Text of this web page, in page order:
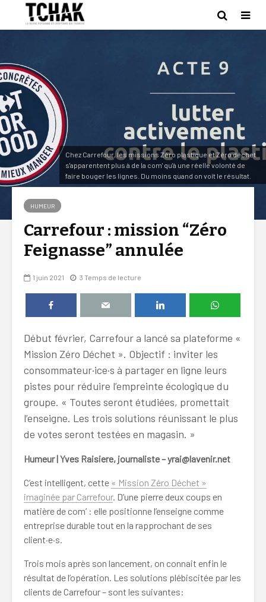
Chez Carrefour, les missions Zéro plastique et Zéro déchet
s'apparentent plus à de la com' qu'à une réelle volonté de
faire bouger les lignes. Du moins quand on voit le résultat.
HUMEUR
Carrefour : mission “Zéro
Feignasse” annulée
1 juin 2021 3 Temps de lecture
Début février, Carrefour a lancé sa plateforme «
Mission Zéro Déchet ». Objectif : inviter les
consommateur·ice·s à partager en ligne leurs
pistes pour réduire l’empreinte écologique du
groupe. « Toutes seront étudiées, promettait
l’enseigne. Les trois solutions réunissant le plus
de votes seront testées en magasin. »
Humeur | Yves Raisiere, journaliste – yrai@lavenir.net
C’est intelligent, cette « Mission Zéro Déchet »
imaginée par Carrefour. D’une pierre deux coups en
matière de com’ : elle positionne l’enseigne comme
entreprise durable tout en la rapprochant de ses
client·e·s.
Trois mois après son lancement, on connait enfin le
résultat de l’opération. Les solutions plébiscitée par les
clients de Carrefour – sont les suivantes: